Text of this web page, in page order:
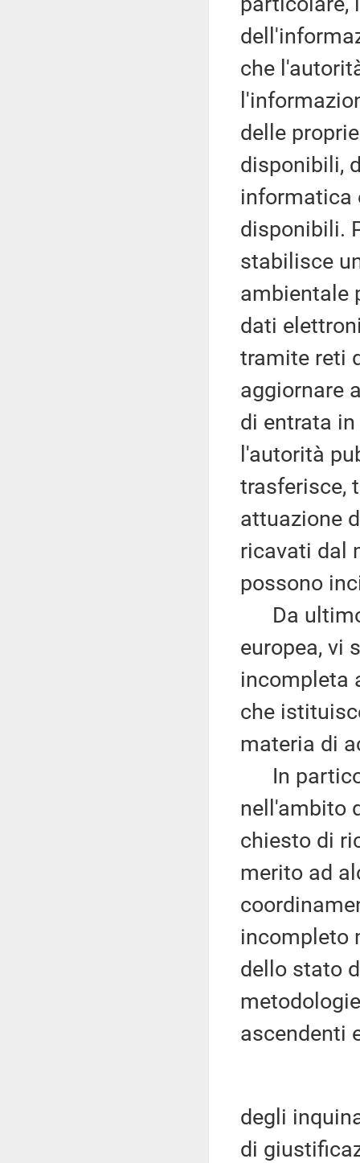
che
delle
disponibili,
informatica
disponibili.
stabilisce
ambientale
dati
tramite reti
aggiornare
di entrata
l'autorità
trasferisce,
attuazione
ricavati dal
possono
Da
europea, vi
incompleta
che
materia di
In
nell'ambito
chiesto di
merito ad
incompleto
dello stato
ascendenti
degli
di